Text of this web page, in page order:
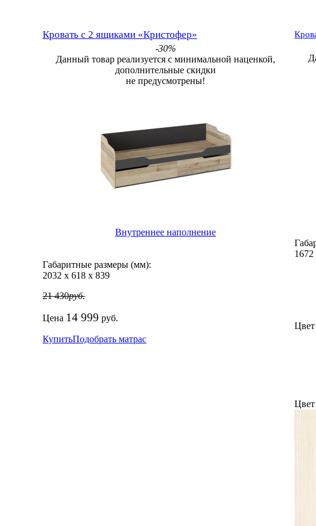
Кровать с 2 ящиками «Кристофер»
-30%
Данный товар реализуется с минимальной наценкой,
дополнительные скидки
не предусмотрены!
Внутреннее наполнение
Габаритные размеры (мм):
2032 х 618 х 839
21 430руб.
Цена 14 999 руб.
КупитьПодобрать матрас
1672
Цвет
Цвет